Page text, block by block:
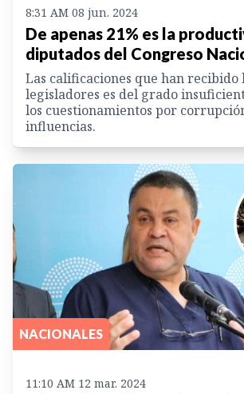
8:31 AM 08 jun. 2024
De apenas 21% es la
diputados del Congreso
Las calificaciones que han recibido
legisladores es del grado
los cuestionamientos por
influencias.
NACIONALES
11:10 AM 12 mar. 2024